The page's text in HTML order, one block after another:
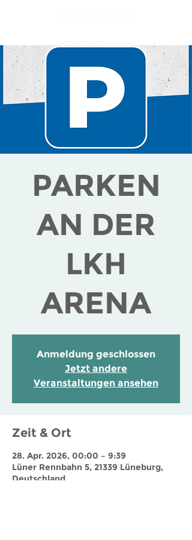
PARKEN
AN DER
LKH
ARENA
Anmeldung geschlossen
Jetzt andere
Veranstaltungen ansehen
Zeit & Ort
28. Apr. 2026, 00:00 – 9:39
Lüner Rennbahn 5, 21339 Lüneburg,
Deutschland